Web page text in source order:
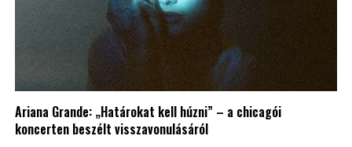
Ariana Grande: „Határokat kell húzni” – a chicagói
koncerten beszélt visszavonulásáról